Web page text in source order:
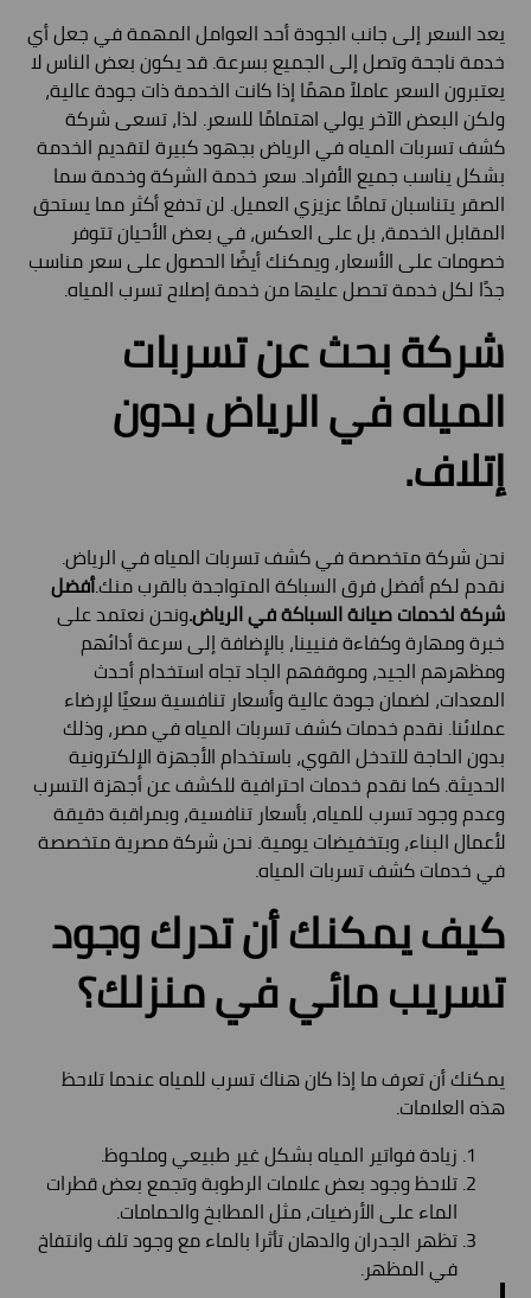
يعد السعر إلى جانب الجودة أحد العوامل المهمة في جعل أي
خدمة ناجحة وتصل إلى الجميع بسرعة. قد يكون بعض الناس لا
يعتبرون السعر عاملاً مهمًا إذا كانت الخدمة ذات جودة عالية،
ولكن البعض الآخر يولي اهتمامًا للسعر. لذا، تسعى شركة
كشف تسربات المياه في الرياض بجهود كبيرة لتقديم الخدمة
بشكل يناسب جميع الأفراد. سعر خدمة الشركة وخدمة سما
الصقر يتناسبان تمامًا عزيزي العميل. لن تدفع أكثر مما يستحق
المقابل الخدمة، بل على العكس، في بعض الأحيان تتوفر
خصومات على الأسعار، ويمكنك أيضًا الحصول على سعر مناسب
جدًا لكل خدمة تحصل عليها من خدمة إصلاح تسرب المياه.
شركة بحث عن تسربات
المياه في الرياض بدون
إتلاف.
نحن شركة متخصصة في كشف تسربات المياه في الرياض.
نقدم لكم أفضل فرق السباكة المتواجدة بالقرب منك.أفضل
شركة لخدمات صيانة السباكة في الرياض.ونحن نعتمد على
خبرة ومهارة وكفاءة فنيينا، بالإضافة إلى سرعة أدائهم
ومظهرهم الجيد، وموقفهم الجاد تجاه استخدام أحدث
المعدات، لضمان جودة عالية وأسعار تنافسية سعيًا لإرضاء
عملائنا. نقدم خدمات كشف تسربات المياه في مصر، وذلك
بدون الحاجة للتدخل القوي، باستخدام الأجهزة الإلكترونية
الحديثة. كما نقدم خدمات احترافية للكشف عن أجهزة التسرب
وعدم وجود تسرب للمياه، بأسعار تنافسية، وبمراقبة دقيقة
لأعمال البناء، وبتخفيضات يومية. نحن شركة مصرية متخصصة
في خدمات كشف تسربات المياه.
كيف يمكنك أن تدرك وجود
تسريب مائي في منزلك؟
يمكنك أن تعرف ما إذا كان هناك تسرب للمياه عندما تلاحظ
هذه العلامات.
زيادة فواتير المياه بشكل غير طبيعي وملحوظ.
تلاحظ وجود بعض علامات الرطوبة وتجمع بعض قطرات
الماء على الأرضيات، مثل المطابخ والحمامات.
تظهر الجدران والدهان تأثرا بالماء مع وجود تلف وانتفاخ
في المظهر.